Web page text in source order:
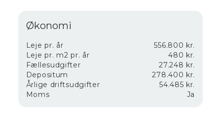
meter.
håndværksvirksomheder, lager og opmagasinering,
produktionsvirksomheder, B2B-butikker og
showroomløsninger, engros- og logistikvirksomheder
eller service- og montagevirksomheder.
Ejendommen tilbyder fleksible rammer for
Økonomi
Leje pr. år
556.800 kr.
Leje pr. m2 pr. år
480 kr.
Fællesudgifter
27.248 kr.
Depositum
278.400 kr.
Årlige driftsudgifter
54.485 kr.
Moms
Ja